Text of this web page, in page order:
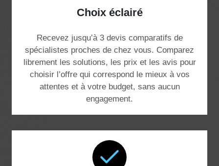
Choix éclairé
Recevez jusqu’à 3 devis comparatifs de
spécialistes proches de chez vous. Comparez
librement les solutions, les prix et les avis pour
choisir l’offre qui correspond le mieux à vos
attentes et à votre budget, sans aucun
engagement.